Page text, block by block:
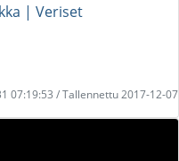
| Veriset
07:19:53 / Tallennettu 2017-12-07